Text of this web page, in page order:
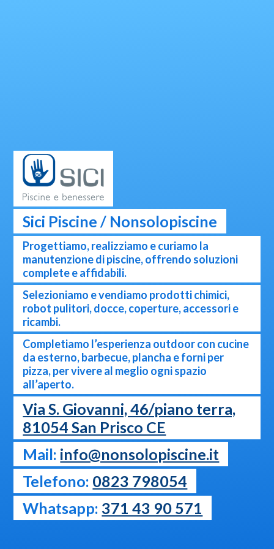
Sici Piscine / Nonsolopiscine
Progettiamo, realizziamo e curiamo la
manutenzione di piscine, offrendo soluzioni
complete e affidabili.
Selezioniamo e vendiamo prodotti chimici,
robot pulitori, docce, coperture, accessori e
ricambi.
Completiamo l’esperienza outdoor con cucine
da esterno, barbecue, plancha e forni per
pizza, per vivere al meglio ogni spazio
all’aperto.
Via S. Giovanni, 46/piano terra,
81054 San Prisco CE
Mail: info@nonsolopiscine.it
Telefono: 0823 798054
Whatsapp: 371 43 90 571